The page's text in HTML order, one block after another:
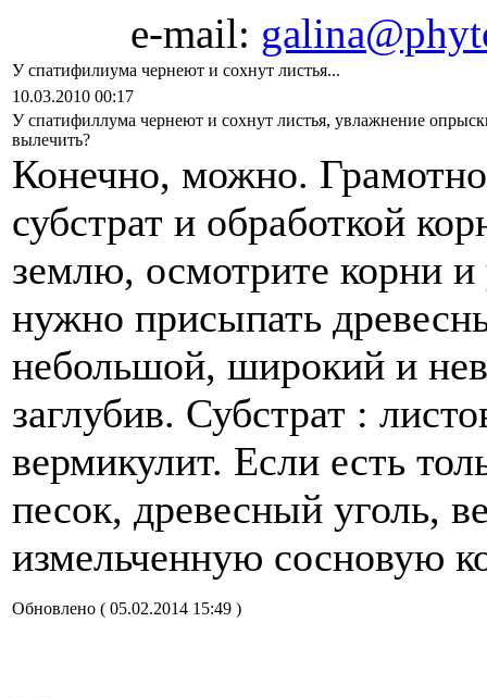
e-mail:
У спатифилиума чернеют и сохнут листья...
10.03.2010 00:17
У спатифиллума чернеют и сохнут листья, увлажнение
вылечить?
Конечно, можно.
субстрат и обработкой
землю, осмотрите корни
нужно присыпать
небольшой, широкий и
заглубив. Субстрат :
вермикулит. Если есть
песок, древесный уголь,
измельченную сосновую
Обновлено ( 05.02.2014 15:49 )